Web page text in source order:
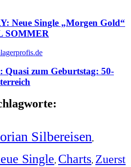
Neue Single „Morgen Gold“
SOMMER
zum Geburtstag: 50-
Silbereisen,
Single, Charts, Zuerst